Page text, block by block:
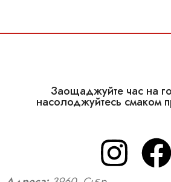
Заощаджуйте час на
насолоджуйтесь смаком